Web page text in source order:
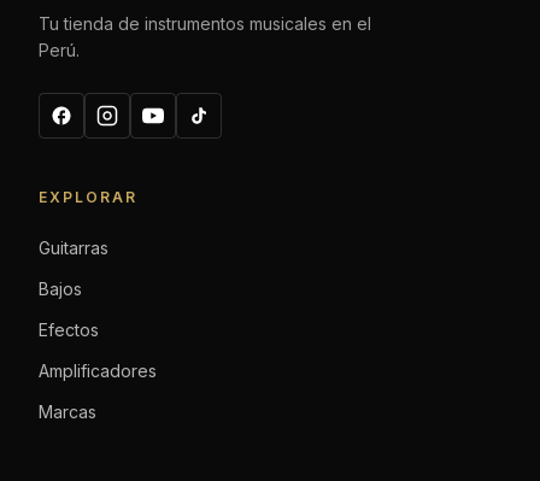
Tu tienda de instrumentos musicales en el
Perú.
EXPLORAR
Guitarras
Bajos
Efectos
Amplificadores
Marcas